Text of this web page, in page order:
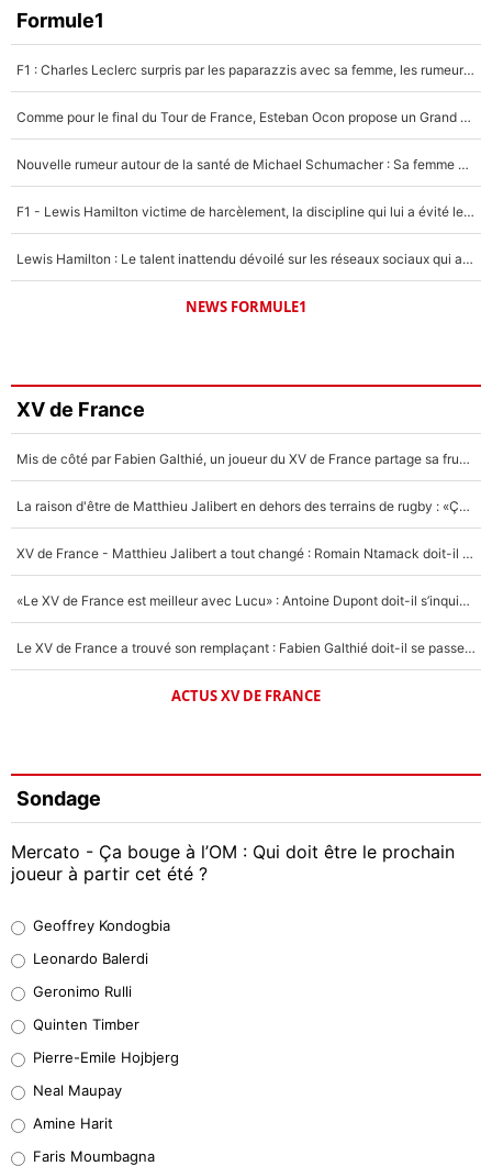
Formule1
F1 : Charles Leclerc surpris par les paparazzis avec sa femme, les rumeurs étaient vraies !
Comme pour le final du Tour de France, Esteban Ocon propose un Grand Prix de Formule 1 à Paris : «Autour de l’Arc de Triomphe, ce serait génial» !
Nouvelle rumeur autour de la santé de Michael Schumacher : Sa femme Corinna sort du silence
F1 - Lewis Hamilton victime de harcèlement, la discipline qui lui a évité le pire : «J'aurais probablement mal tourné»
Lewis Hamilton : Le talent inattendu dévoilé sur les réseaux sociaux qui a impressionné Kim Kardashian pendant leurs vacances en amoureux !
NEWS FORMULE1
XV de France
Mis de côté par Fabien Galthié, un joueur du XV de France partage sa frustration : «ils ne me l’ont pas dit tout de suite»
La raison d'être de Matthieu Jalibert en dehors des terrains de rugby : «Ça m'atteint autant que si tu touches à un membre de ma famille»
XV de France - Matthieu Jalibert a tout changé : Romain Ntamack doit-il s’inquiéter pour sa place à un an de la Coupe du monde ?
«Le XV de France est meilleur avec Lucu» : Antoine Dupont doit-il s’inquiéter pour sa place ?
Le XV de France a trouvé son remplaçant : Fabien Galthié doit-il se passer d'Antoine Dupont ?
ACTUS XV DE FRANCE
Sondage
Mercato - Ça bouge à l’OM : Qui doit être le prochain
joueur à partir cet été ?
38%
32%
4%
1%
Geoffrey Kondogbia
Leonardo Balerdi
Geronimo Rulli
Quinten Timber
Pierre-Emile Hojbjerg
Neal Maupay
Amine Harit
Faris Moumbagna